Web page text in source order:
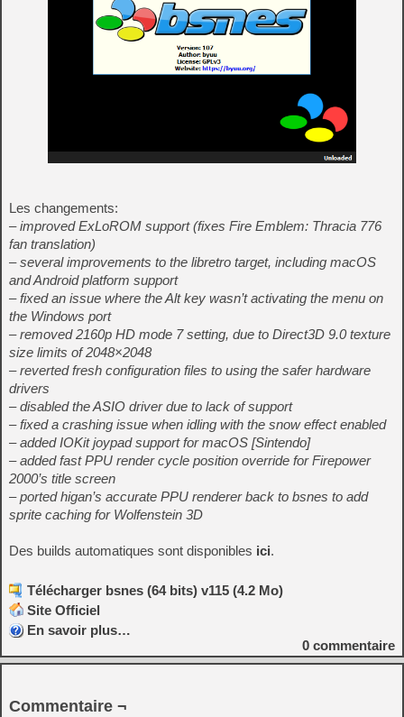
Les changements:
– improved ExLoROM support (fixes Fire Emblem: Thracia 776
fan translation)
– several improvements to the libretro target, including macOS
and Android platform support
– fixed an issue where the Alt key wasn’t activating the menu on
the Windows port
– removed 2160p HD mode 7 setting, due to Direct3D 9.0 texture
size limits of 2048×2048
– reverted fresh configuration files to using the safer hardware
drivers
– disabled the ASIO driver due to lack of support
– fixed a crashing issue when idling with the snow effect enabled
– added IOKit joypad support for macOS [Sintendo]
– added fast PPU render cycle position override for Firepower
2000’s title screen
– ported higan’s accurate PPU renderer back to bsnes to add
sprite caching for Wolfenstein 3D
Des builds automatiques sont disponibles ici.
Télécharger bsnes (64 bits) v115 (4.2 Mo)
Site Officiel
En savoir plus…
0 commentaire
Commentaire ¬